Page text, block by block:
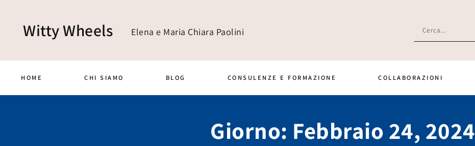
Witty Wheels Elena e Maria Chiara Paolini
HOME CHI SIAMO BLOG CONSULENZE E FORMAZIONE COLLABORAZIONI
Giorno: Febbraio 24, 2024